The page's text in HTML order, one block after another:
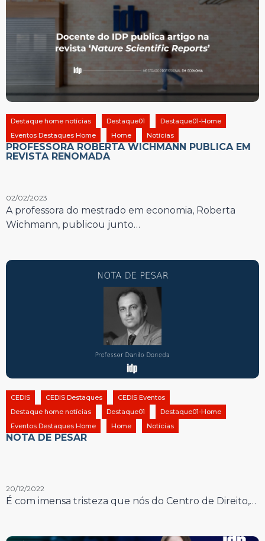
Destaque home notícias Destaque01
Destaque01-Home
Eventos Destaques Home
Home Notícias
PROFESSORA ROBERTA WICHMANN PUBLICA EM
REVISTA RENOMADA
02/02/2023
A professora do mestrado em economia, Roberta
Wichmann, publicou junto…
CEDIS CEDIS Destaques
CEDIS Eventos
Destaque home notícias
Destaque01
Destaque01-Home
Eventos Destaques Home
Home Notícias
NOTA DE PESAR
20/12/2022
É com imensa tristeza que nós do Centro de Direito,…